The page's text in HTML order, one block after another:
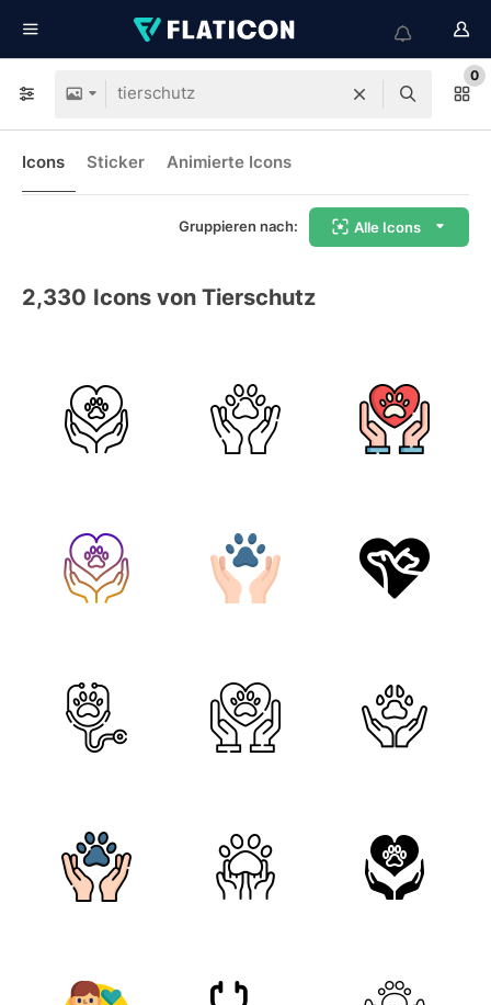
0
Icons Sticker Animierte Icons
Gruppieren nach: Alle Icons
2,330 Icons von Tierschutz